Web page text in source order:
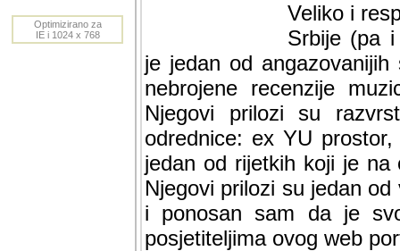
Veliko i
Srbije (pa i
jedan od angazovanijih
nebrojene recenzije
Njegovi prilozi su
odrednice: ex YU
jedan od rijetkih koji je
Njegovi prilozi su jedan
i ponosan sam da je
posjetiteljima ovog web